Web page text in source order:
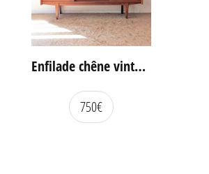
Enfilade chêne vintage portes coulissantes
750€